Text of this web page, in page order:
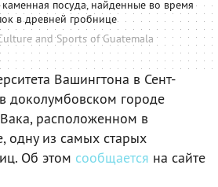
каменная посуда, найденные во время
в древней гробнице
and Sports of Guatemala
Вашингтона в Сент-
доколумбовском городе
расположенном в
одну из самых старых
Об этом сообщается на сайте